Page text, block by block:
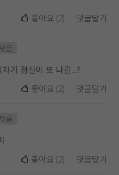
좋아요 (2) 댓글달기
글
기 정신이 또 나감..?
좋아요 (2) 댓글달기
글
좋아요 (2) 댓글달기